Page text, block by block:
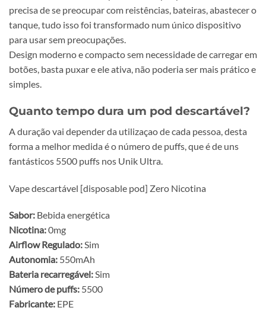
precisa de se preocupar com reistências, bateiras, abastecer o
tanque, tudo isso foi transformado num único dispositivo
para usar sem preocupações.
Design moderno e compacto sem necessidade de carregar em
botões, basta puxar e ele ativa, não poderia ser mais prático e
simples.
Quanto tempo dura um pod descartável?
A duração vai depender da utilizaçao de cada pessoa, desta
forma a melhor medida é o número de puffs, que é de uns
fantásticos 5500 puffs nos Unik Ultra.
Vape descartável [disposable pod] Zero Nicotina
Sabor: Bebida energética
Nicotina:0mg
Airflow Regulado:Sim
Autonomia: 550mAh
Bateria recarregável:Sim
Número de puffs: 5500
Fabricante: EPE